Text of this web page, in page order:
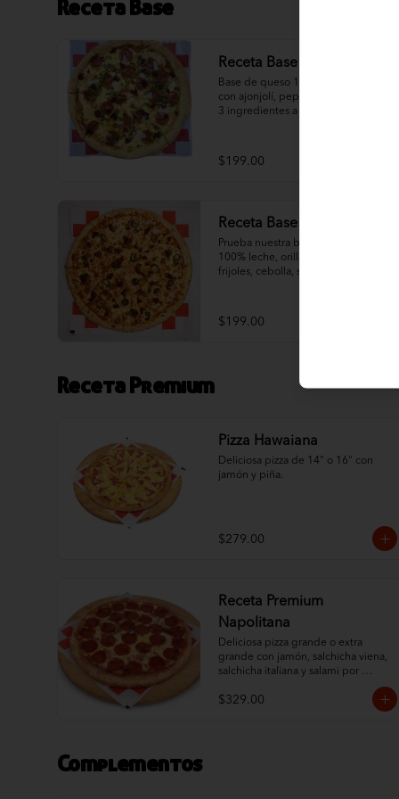
Receta Base
Receta Base Capricho
Base de queso 100% leche, orillas
con ajonjolí, pepperoni de calidad y
3 ingredientes a tu gusto. ¡Crea tu
$199.00
Receta Base Ranchera
Prueba nuestra base de queso
100% leche, orillas con ajonjolí,
frijoles, cebolla, salchicha italiana,
queso!
$199.00
Receta Premium
Pizza Hawaiana
Deliciosa pizza de 14" o 16" con
jamón y piña.
$279.00
Receta Premium
Napolitana
Deliciosa pizza grande o extra
grande con jamón, salchicha viena,
salchicha italiana y salami por
debajo del queso 100% leche y un
ingrediente al gusto. Orillas con
$329.00
Complementos